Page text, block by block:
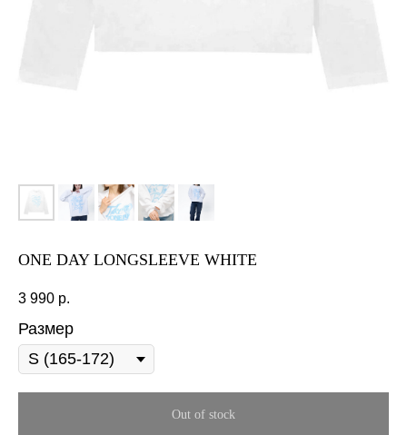
ONE DAY LONGSLEEVE WHITE
3 990 р.
Размер
Out of stock